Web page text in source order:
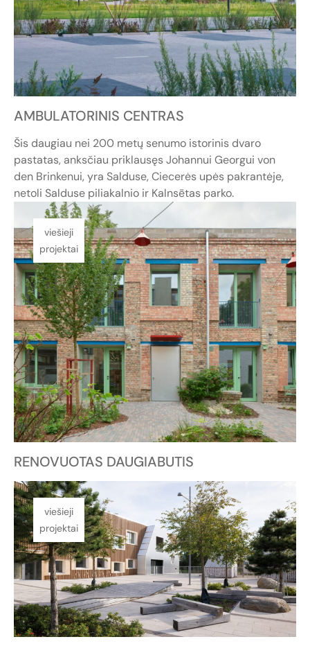
AMBULATORINIS CENTRAS
Šis daugiau nei 200 metų senumo istorinis dvaro
pastatas, anksčiau priklausęs Johannui Georgui von
den Brinkenui, yra Salduse, Ciecerės upės pakrantėje,
netoli Salduse piliakalnio ir Kalnsētas parko.
viešieji
projektai
RENOVUOTAS DAUGIABUTIS
viešieji
projektai